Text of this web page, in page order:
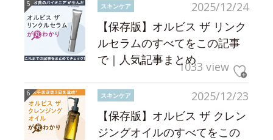
2025/12/24
スキンケア
【保存版】オルビス ザ リンク
ルセラムのすべてをこの記事
で｜人気記事まとめ1033 view
2025/12/23
スキンケア
【保存版】オルビス ザ クレン
ジングオイルのすべてをこの